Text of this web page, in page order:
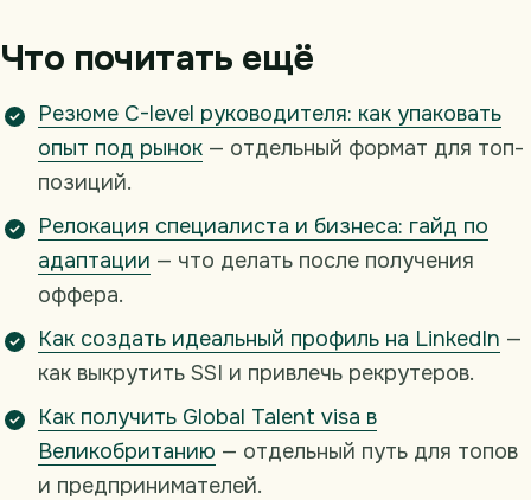
Что почитать ещё
Резюме C-level руководителя: как упаковать
опыт под рынок — отдельный формат для топ-
позиций.
Релокация специалиста и бизнеса: гайд по
адаптации — что делать после получения
оффера.
Как создать идеальный профиль на LinkedIn —
как выкрутить SSI и привлечь рекрутеров.
Как получить Global Talent visa в
Великобританию — отдельный путь для топов
и предпринимателей.